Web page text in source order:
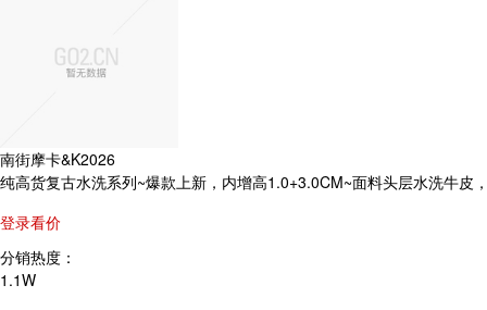
南街摩卡&K2026
纯高货复古水洗系列~爆款上新，内增高1.0+3.0CM~面料头层水洗牛皮
登录看价
分销热度：
1.1W